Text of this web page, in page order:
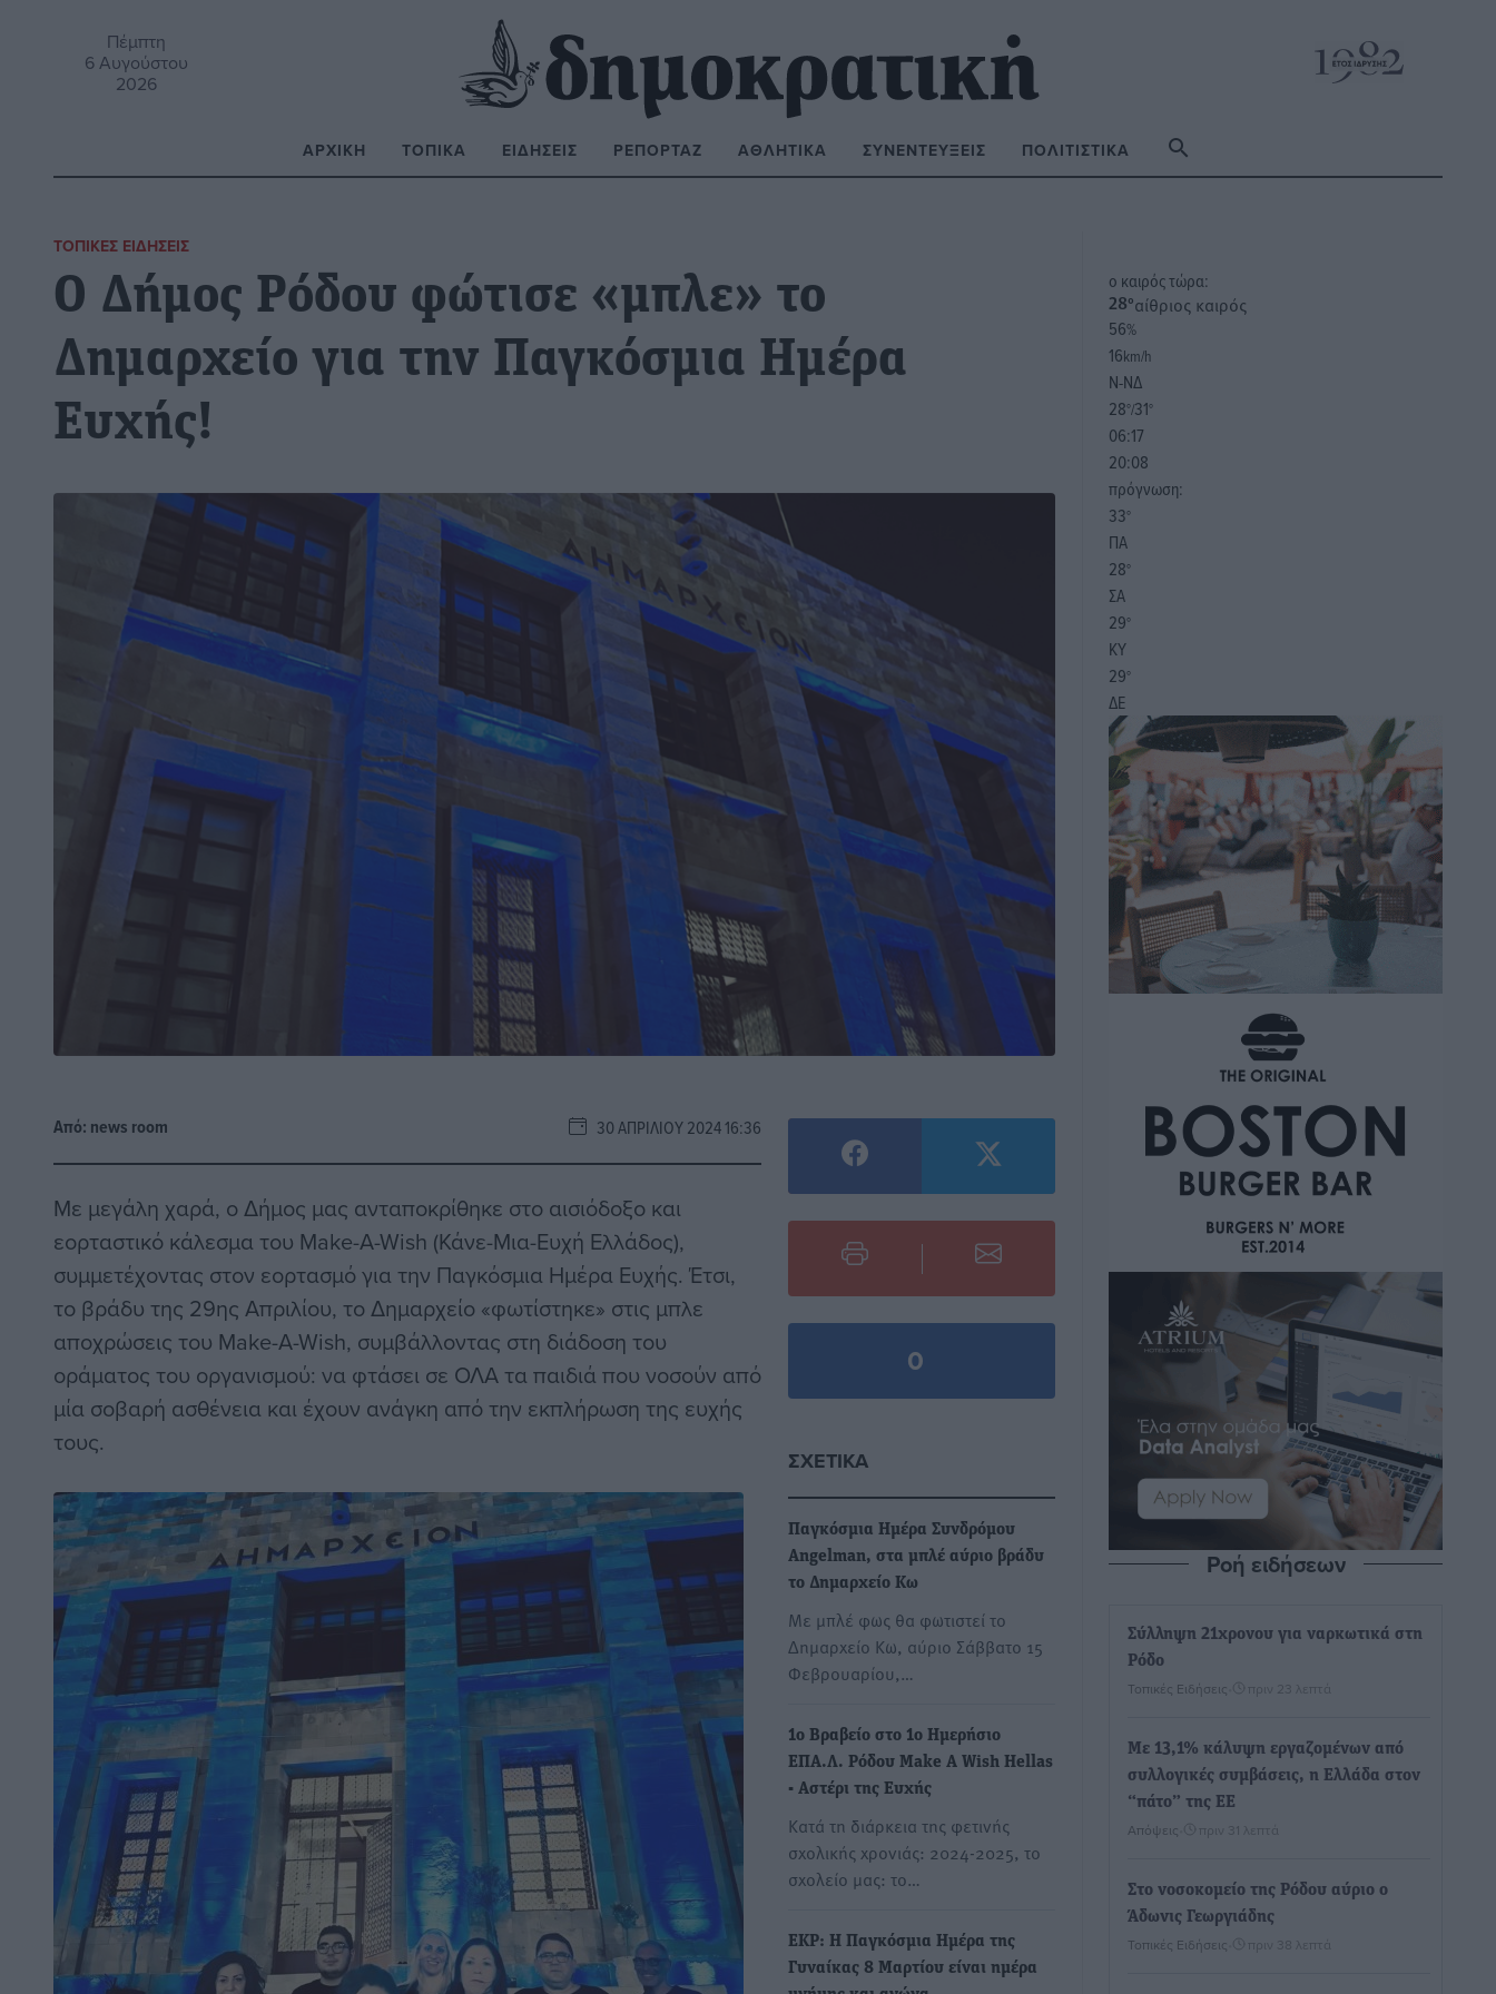
Πέμπτη
6 Αυγούστου
2026
ΑΡΧΙΚΉ ΤΟΠΙΚΆ ΕΙΔΉΣΕΙΣ ΡΕΠΟΡΤΆΖ ΑΘΛΗΤΙΚΆ ΣΥΝΕΝΤΕΎΞΕΙΣ ΠΟΛΙΤΙΣΤΙΚΆ
ΤΟΠΙΚΈΣ ΕΙΔΉΣΕΙΣ
Ο Δήμος Ρόδου φώτισε «μπλε» το
Δημαρχείο για την Παγκόσμια Ημέρα
Ευχής!
Από: news room 30 ΑΠΡΙΛΊΟΥ 2024 16:36
Με μεγάλη χαρά, ο Δήμος μας ανταποκρίθηκε στο αισιόδοξο και
εορταστικό κάλεσμα του Make-A-Wish (Κάνε-Μια-Ευχή Ελλάδος),
συμμετέχοντας στον εορτασμό για την Παγκόσμια Ημέρα Ευχής. Έτσι,
το βράδυ της 29ης Απριλίου, το Δημαρχείο «φωτίστηκε» στις μπλε
αποχρώσεις του Make-A-Wish, συμβάλλοντας στη διάδοση του
οράματος του οργανισμού: να φτάσει σε ΟΛΑ τα παιδιά που νοσούν από
μία σοβαρή ασθένεια και έχουν ανάγκη από την εκπλήρωση της ευχής
τους.
0
ΣΧΕΤΙΚΆ
Παγκόσμια Ημέρα Συνδρόμου
Angelman, στα μπλέ αύριο βράδυ
το Δημαρχείο Κω
Με μπλέ φως θα φωτιστεί το
Δημαρχείο Κω, αύριο Σάββατο 15
Φεβρουαρίου,…
1ο Βραβείο στο 1ο Ημερήσιο
ΕΠΑ.Λ. Ρόδου Make A Wish Hellas
- Αστέρι της Ευχής
Κατά τη διάρκεια της φετινής
σχολικής χρονιάς: 2024-2025, το
σχολείο μας: το…
ΕΚΡ: Η Παγκόσμια Ημέρα της
Γυναίκας 8 Μαρτίου είναι ημέρα
o καιρός τώρα:
28°αίθριος καιρός
56%
16km/h
Ν-ΝΔ
28°/31°
06:17
20:08
πρόγνωση:
33°
ΠΑ
28°
ΣΑ
29°
ΚΥ
29°
ΔΕ
Ροή ειδήσεων
Σύλληψη 21χρονου για ναρκωτικά στη
Ρόδο
Τοπικές Ειδήσεις πριν 23 λεπτά
Με 13,1% κάλυψη εργαζομένων από
συλλογικές συμβάσεις, η Ελλάδα στον
“πάτο” της ΕΕ
Απόψεις πριν 31 λεπτά
Στο νοσοκομείο της Ρόδου αύριο ο
Άδωνις Γεωργιάδης
Τοπικές Ειδήσεις πριν 38 λεπτά